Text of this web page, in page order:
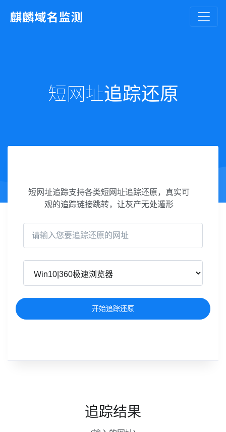
短网址追踪还原
短网址追踪支持各类短网址追踪还原，真实可
观的追踪链接跳转，让灰产无处遁形
开始追踪还原
追踪结果